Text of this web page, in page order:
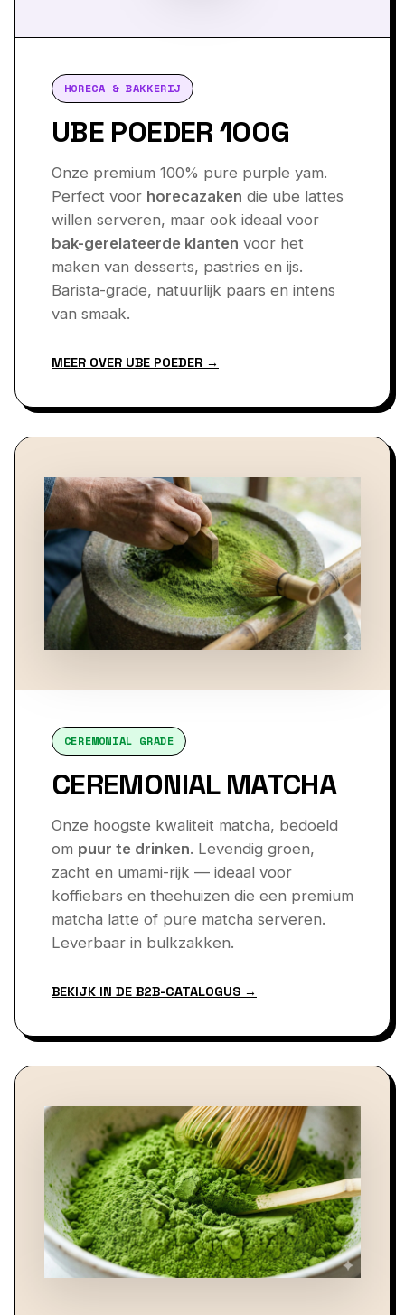
HORECA & BAKKERIJ
UBE POEDER 100G
Onze premium 100% pure purple yam.
Perfect voor horecazaken die ube lattes
willen serveren, maar ook ideaal voor
bak-gerelateerde klanten voor het
maken van desserts, pastries en ijs.
Barista-grade, natuurlijk paars en intens
van smaak.
MEER OVER UBE POEDER →
CEREMONIAL GRADE
CEREMONIAL MATCHA
Onze hoogste kwaliteit matcha, bedoeld
om puur te drinken. Levendig groen,
zacht en umami-rijk — ideaal voor
koffiebars en theehuizen die een premium
matcha latte of pure matcha serveren.
Leverbaar in bulkzakken.
BEKIJK IN DE B2B-CATALOGUS →